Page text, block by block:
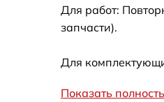
Для работ:
запчасти).
Для
Показать